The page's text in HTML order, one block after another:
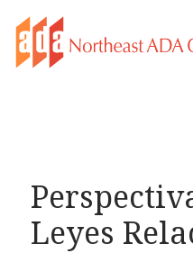
Leyes